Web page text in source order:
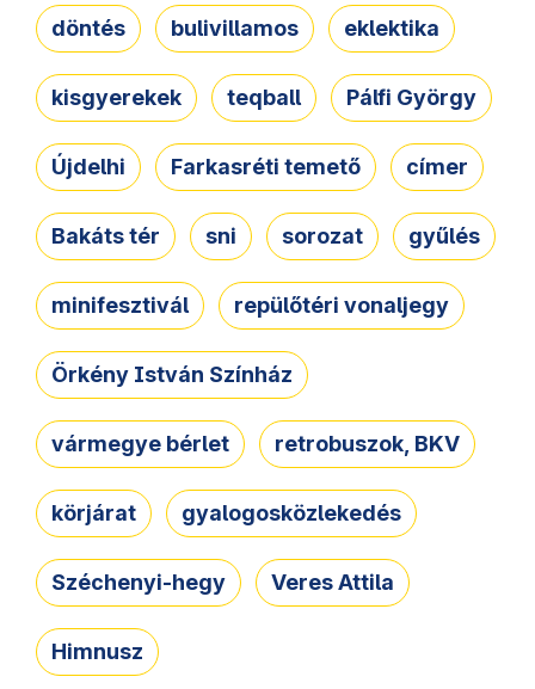
döntés bulivillamos eklektika
kisgyerekek teqball Pálfi György
Újdelhi Farkasréti temető címer
Bakáts tér sni sorozat gyűlés
minifesztivál repülőtéri vonaljegy
Örkény István Színház
vármegye bérlet retrobuszok, BKV
körjárat gyalogosközlekedés
Széchenyi-hegy Veres Attila
Himnusz